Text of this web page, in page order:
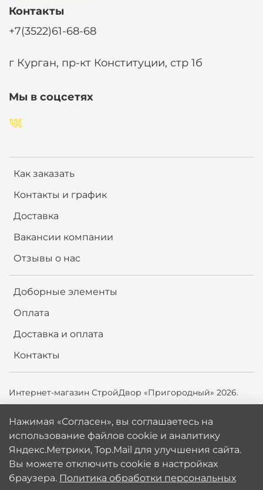
Как заказать
Контакты и график
Доставка
Вакансии компании
Отзывы о нас
Доборные элементы
Оплата
Доставка и оплата
Контакты
Контакты
+7(3522)61-68-68
г Курган, пр-кт Конституции, стр 1б
Мы в соцсетях
Интернет-магазин СтройДвор «Пригородный» 2026.
использование файлов cookie и аналитику
Яндекс.Метрики, Top.Mail.ru для улучшения сайта. Вы
можете отключить cookie в настройках браузера.
Политика обработки персональных данных
Нажимая «Согласен», вы соглашаетесь на
использование файлов cookie и аналитику
Яндекс.Метрики, Top.Mail для улучшения сайта.
Вы можете отключить cookie в настройках
браузера. Политика обработки персональных